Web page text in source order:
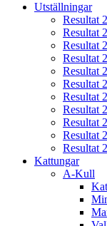
Utställningar
Resultat
Resultat
Resultat
Resultat
Resultat
Resultat
Resultat
Resultat
Resultat
Resultat
Resultat
Kattungar
A-Kull